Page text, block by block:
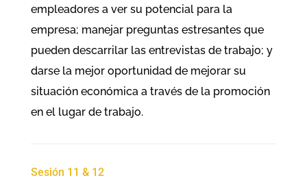
empleadores a ver su potencial para la
empresa; manejar preguntas estresantes que
pueden descarrilar las entrevistas de trabajo; y
darse la mejor oportunidad de mejorar su
situación económica a través de la promoción
en el lugar de trabajo.
Sesión 11 & 12